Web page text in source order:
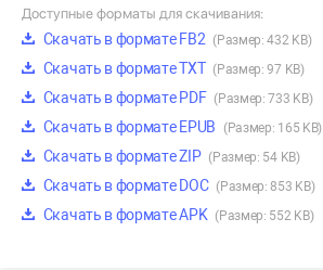
Доступные форматы для скачивания:
Скачать в формате FB2 (Размер: 432 KB)
Скачать в формате TXT (Размер: 97 KB)
Скачать в формате PDF (Размер: 733 KB)
Скачать в формате EPUB (Размер: 165 KB)
Скачать в формате ZIP (Размер: 54 KB)
Скачать в формате DOC (Размер: 853 KB)
Скачать в формате APK (Размер: 552 KB)